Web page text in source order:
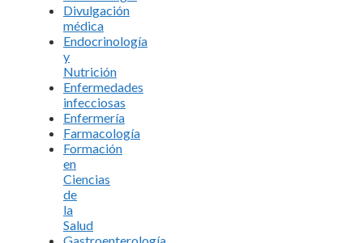
Divulgación
médica
Endocrinología
y
Nutrición
Enfermedades
infecciosas
Enfermería
Farmacología
Formación
en
Ciencias
de
la
Salud
Gastroenterología